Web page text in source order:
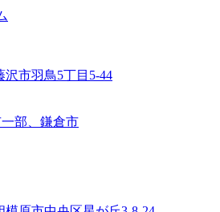
市羽鳥5丁目5-44
部、鎌倉市